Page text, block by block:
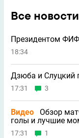
Все новости
Президентом
18:34
Дзюба и Слуцкий
17:31 3
Видео
Обзор
голы и лучшие
17:31 1